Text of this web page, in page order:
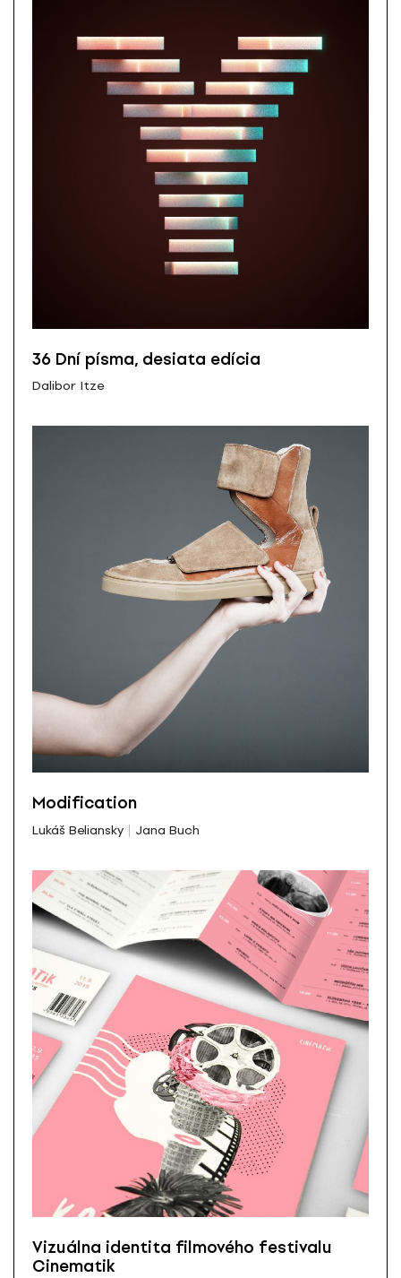
36 Dní písma, desiata edícia
Dalibor Itze
Modification
Lukáš Beliansky Jana Buch
Vizuálna identita filmového festivalu
Cinematik